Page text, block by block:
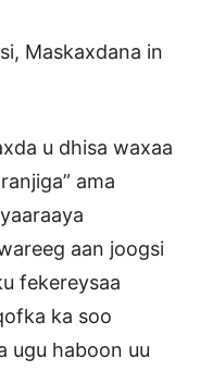
Maskaxdana in
u dhisa waxaa
ama
aan joogsi
fekereysaa
ka soo
ugu haboon uu